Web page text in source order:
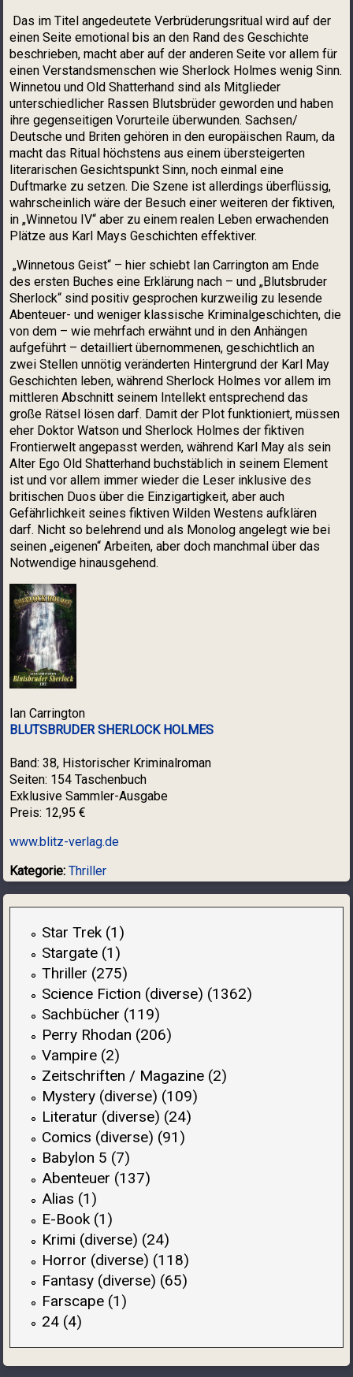
Das im Titel angedeutete Verbrüderungsritual wird auf der
einen Seite emotional bis an den Rand des Geschichte
beschrieben, macht aber auf der anderen Seite vor allem für
einen Verstandsmenschen wie Sherlock Holmes wenig Sinn.
Winnetou und Old Shatterhand sind als Mitglieder
unterschiedlicher Rassen Blutsbrüder geworden und haben
ihre gegenseitigen Vorurteile überwunden. Sachsen/
Deutsche und Briten gehören in den europäischen Raum, da
macht das Ritual höchstens aus einem übersteigerten
literarischen Gesichtspunkt Sinn, noch einmal eine
Duftmarke zu setzen. Die Szene ist allerdings überflüssig,
wahrscheinlich wäre der Besuch einer weiteren der fiktiven,
in „Winnetou IV“ aber zu einem realen Leben erwachenden
Plätze aus Karl Mays Geschichten effektiver.
„Winnetous Geist“ – hier schiebt Ian Carrington am Ende
des ersten Buches eine Erklärung nach – und „Blutsbruder
Sherlock“ sind positiv gesprochen kurzweilig zu lesende
Abenteuer- und weniger klassische Kriminalgeschichten, die
von dem – wie mehrfach erwähnt und in den Anhängen
aufgeführt – detailliert übernommenen, geschichtlich an
zwei Stellen unnötig veränderten Hintergrund der Karl May
Geschichten leben, während Sherlock Holmes vor allem im
mittleren Abschnitt seinem Intellekt entsprechend das
große Rätsel lösen darf. Damit der Plot funktioniert, müssen
eher Doktor Watson und Sherlock Holmes der fiktiven
Frontierwelt angepasst werden, während Karl May als sein
Alter Ego Old Shatterhand buchstäblich in seinem Element
ist und vor allem immer wieder die Leser inklusive des
britischen Duos über die Einzigartigkeit, aber auch
Gefährlichkeit seines fiktiven Wilden Westens aufklären
darf. Nicht so belehrend und als Monolog angelegt wie bei
seinen „eigenen“ Arbeiten, aber doch manchmal über das
Notwendige hinausgehend.
Ian Carrington
BLUTSBRUDER SHERLOCK HOLMES
Band: 38, Historischer Kriminalroman
Seiten: 154 Taschenbuch
Exklusive Sammler-Ausgabe
Preis: 12,95 €
www.blitz-verlag.de
Kategorie:Thriller
Star Trek (1)
Stargate (1)
Thriller (275)
Science Fiction (diverse) (1362)
Sachbücher (119)
Perry Rhodan (206)
Vampire (2)
Zeitschriften / Magazine (2)
Mystery (diverse) (109)
Literatur (diverse) (24)
Comics (diverse) (91)
Babylon 5 (7)
Abenteuer (137)
Alias (1)
E-Book (1)
Krimi (diverse) (24)
Horror (diverse) (118)
Fantasy (diverse) (65)
Farscape (1)
24 (4)